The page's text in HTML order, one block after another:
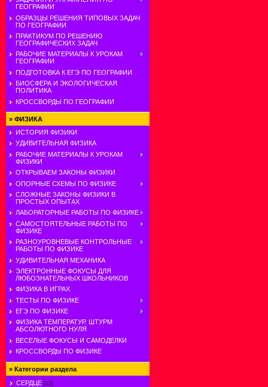
ГЕОГРАФИИ
ОБРАЗЦЫ РЕШЕНИЯ ТИПОВЫХ ЗАДАЧ
ПО ГЕОГРАФИИ
ПРАКТИКУМ ПО РЕШЕНИЮ
ГЕОГРАФИЧЕСКИХ ЗАДАЧ
РАБОЧИЕ МАТЕРИАЛЫ К УРОКАМ
ГЕОГРАФИИ
ПОДГОТОВКА К ЕГЭ ПО ГЕОГРАФИИ
БИОСФЕРА И ЭКОЛОГИЧЕСКАЯ
ПОЛИТИКА
КРОССВОРДЫ ПО ГЕОГРАФИИ
» ФИЗИКА
ИСТОРИЯ ФИЗИКИ
УДИВИТЕЛЬНАЯ ФИЗИКА
РАБОЧИЕ МАТЕРИАЛЫ К УРОКАМ
ФИЗИКИ
ОТКРЫВАЕМ ЗАКОНЫ ФИЗИКИ
ОПОРНЫЕ СХЕМЫ ПО ФИЗИКЕ
СЛОЖНЫЕ ЗАКОНЫ ФИЗИКИ В
ПРОСТЫХ ОПЫТАХ
ЛАБОРАТОРНЫЕ РАБОТЫ ПО ФИЗИКЕ
САМОСТОЯТЕЛЬНЫЕ РАБОТЫ ПО
ФИЗИКЕ
РАЗНОУРОВНЕВЫЕ КОНТРОЛЬНЫЕ
РАБОТЫ ПО ФИЗИКЕ
УДИВИТЕЛЬНАЯ МЕХАНИКА
ЭЛЕКТРОННЫЕ ФОКУСЫ ДЛЯ
ЛЮБОЗНАТЕЛЬНЫХ ШКОЛЬНИКОВ
ФИЗИКА В ИГРАХ
ТЕСТЫ ПО ФИЗИКЕ
ЕГЭ ПО ФИЗИКЕ
ФИЗИКА ТЕМПЕРАТУР. ШТУРМ
АБСОЛЮТНОГО НУЛЯ
ВЕСЕЛЫЕ ФОКУСЫ И САМОДЕЛКИ
КРОССВОРДЫ ПО ФИЗИКЕ
» Категории раздела
СЕРДЦЕ [12]